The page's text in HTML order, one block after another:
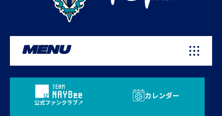
MENU
公式ファンクラブ
カレンダー